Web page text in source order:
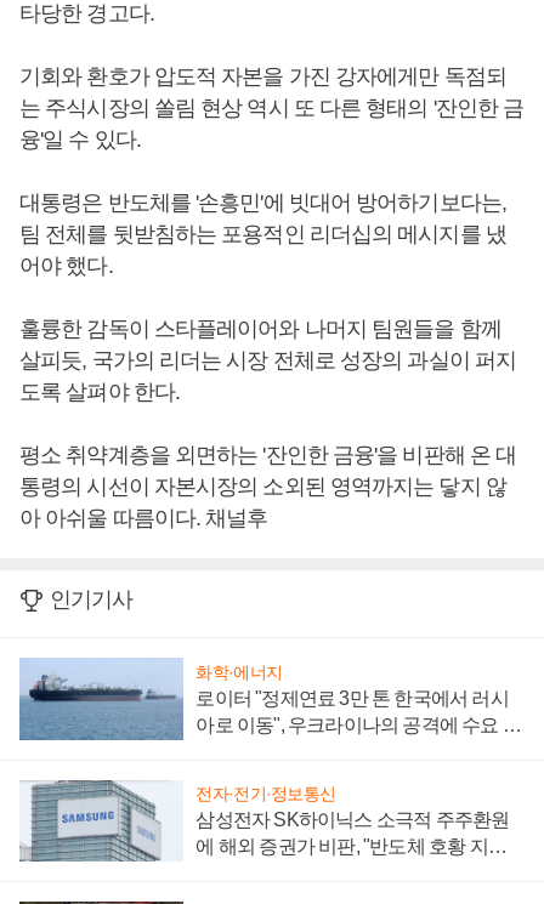
타당한 경고다.
기회와 환호가 압도적 자본을 가진 강자에게만 독점되
는 주식시장의 쏠림 현상 역시 또 다른 형태의 '잔인한 금
융'일 수 있다.
대통령은 반도체를 '손흥민'에 빗대어 방어하기보다는,
팀 전체를 뒷받침하는 포용적인 리더십의 메시지를 냈
어야 했다.
훌륭한 감독이 스타플레이어와 나머지 팀원들을 함께
살피듯, 국가의 리더는 시장 전체로 성장의 과실이 퍼지
도록 살펴야 한다.
평소 취약계층을 외면하는 '잔인한 금융'을 비판해 온 대
통령의 시선이 자본시장의 소외된 영역까지는 닿지 않
아 아쉬울 따름이다. 채널후
인기기사
화학·에너지
로이터 "정제연료 3만 톤 한국에서 러시
아로 이동", 우크라이나의 공격에 수요 늘
전자·전기·정보통신
삼성전자 SK하이닉스 소극적 주주환원
에 해외 증권가 비판, "반도체 호황 지속